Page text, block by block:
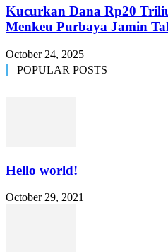
Kucurkan Dana Rp20
Menkeu Purbaya Jamin
October 24, 2025
POPULAR POSTS
Hello world!
October 29, 2021